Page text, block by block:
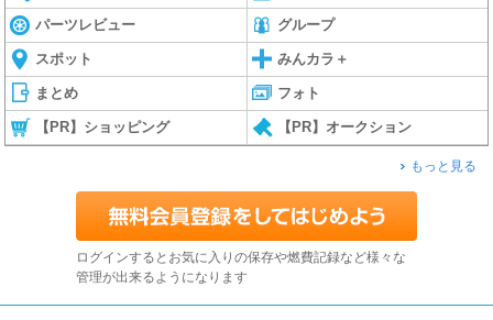
パーツレビュー グループ
スポット みんカラ＋
まとめ フォト
【PR】ショッピング 【PR】オークション
もっと見る
ログインするとお気に入りの保存や燃費記録など様々な
管理が出来るようになります